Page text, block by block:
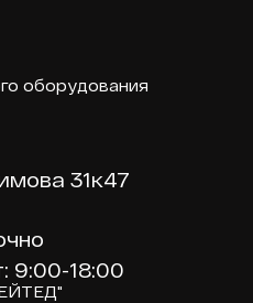
оборудования
31к47
9:00-18:00